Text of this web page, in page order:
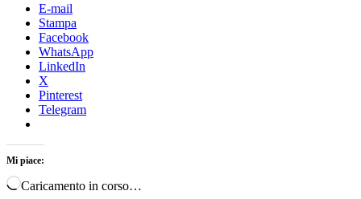
E-mail
Stampa
Facebook
WhatsApp
LinkedIn
X
Pinterest
Telegram
Mi piace:
Caricamento in corso…